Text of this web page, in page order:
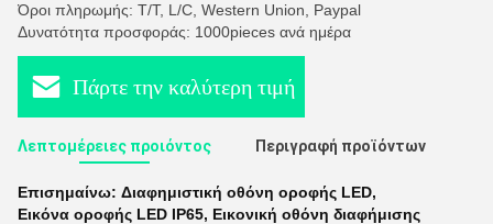
Όροι πληρωμής: T/T, L/C, Western Union, Paypal
Δυνατότητα προσφοράς: 1000pieces ανά ημέρα
Πάρτε την καλύτερη τιμή
Λεπτομέρειες προιόντος Περιγραφή προϊόντων
Επισημαίνω: Διαφημιστική οθόνη οροφής LED,
Εικόνα οροφής LED IP65, Εικονική οθόνη διαφήμισης